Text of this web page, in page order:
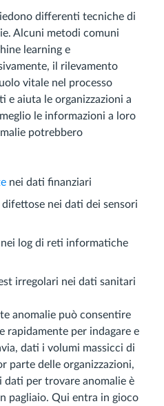
differenti tecniche di
Alcuni metodi comuni
learning e
il rilevamento
vitale nel processo
e aiuta le organizzazioni a
le informazioni a loro
potrebbero
nei dati finanziari
nei dati dei sensori
log di reti informatiche
irregolari nei dati sanitari
anomalie può consentire
rapidamente per indagare e
dati i volumi massicci di
parte delle organizzazioni,
dati per trovare anomalie è
pagliaio. Qui entra in gioco